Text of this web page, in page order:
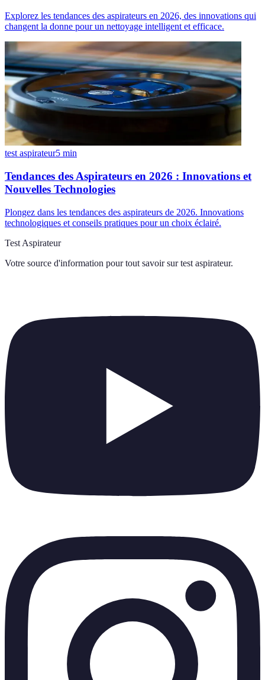
Explorez les tendances des aspirateurs en 2026, des innovations qui
changent la donne pour un nettoyage intelligent et efficace.
test aspirateur5 min
Tendances des Aspirateurs en 2026 : Innovations et
Nouvelles Technologies
Plongez dans les tendances des aspirateurs de 2026. Innovations
technologiques et conseils pratiques pour un choix éclairé.
Test Aspirateur
Votre source d'information pour tout savoir sur test aspirateur.